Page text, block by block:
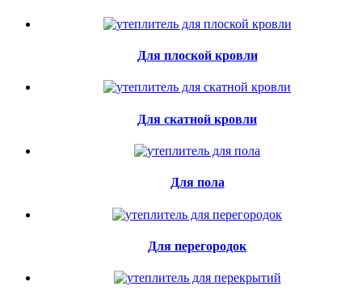
Для плоской кровли
Для скатной кровли
Для пола
Для перегородок